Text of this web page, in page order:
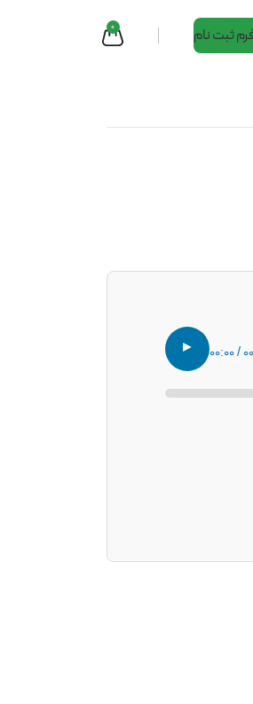
ثبت نام 0
►